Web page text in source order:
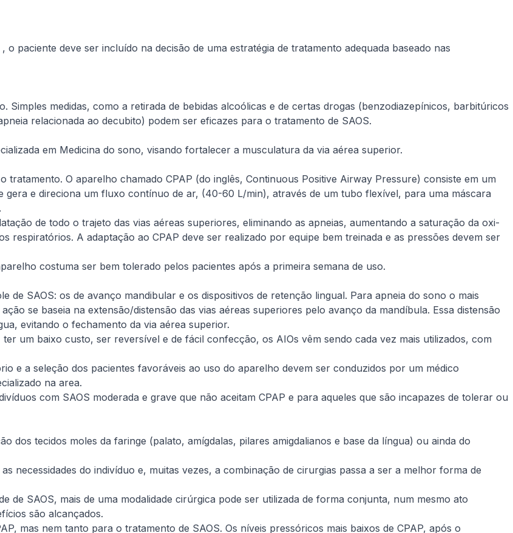
paciente deve ser incluído na decisão de uma estratégia de tratamento adequada baseado nas
Simples medidas, como a retirada de bebidas alcoólicas e de certas drogas (benzodiazepínicos, barbitúricos
relacionada ao decubito) podem ser eficazes para o tratamento de SAOS.
em Medicina do sono, visando fortalecer a musculatura da via aérea superior.
tratamento. O aparelho chamado CPAP (do inglês, Continuous Positive Airway Pressure) consiste em um
gera e direciona um fluxo contínuo de ar, (40-60 L/min), através de um tubo flexível, para uma máscara
de todo o trajeto das vias aéreas superiores, eliminando as apneias, aumentando a saturação da oxi-
respiratórios. A adaptação ao CPAP deve ser realizado por equipe bem treinada e as pressões devem ser
costuma ser bem tolerado pelos pacientes após a primeira semana de uso.
de SAOS: os de avanço mandibular e os dispositivos de retenção lingual. Para apneia do sono o mais
se baseia na extensão/distensão das vias aéreas superiores pelo avanço da mandíbula. Essa distensão
evitando o fechamento da via aérea superior.
um baixo custo, ser reversível e de fácil confecção, os AIOs vêm sendo cada vez mais utilizados, com
e a seleção dos pacientes favoráveis ao uso do aparelho devem ser conduzidos por um médico
na area.
com SAOS moderada e grave que não aceitam CPAP e para aqueles que são incapazes de tolerar ou
dos tecidos moles da faringe (palato, amígdalas, pilares amigdalianos e base da língua) ou ainda do
necessidades do indivíduo e, muitas vezes, a combinação de cirurgias passa a ser a melhor forma de
de SAOS, mais de uma modalidade cirúrgica pode ser utilizada de forma conjunta, num mesmo ato
são alcançados.
mas nem tanto para o tratamento de SAOS. Os níveis pressóricos mais baixos de CPAP, após o